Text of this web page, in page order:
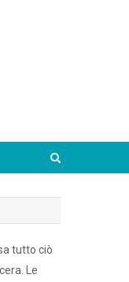
tutto ciò
Le